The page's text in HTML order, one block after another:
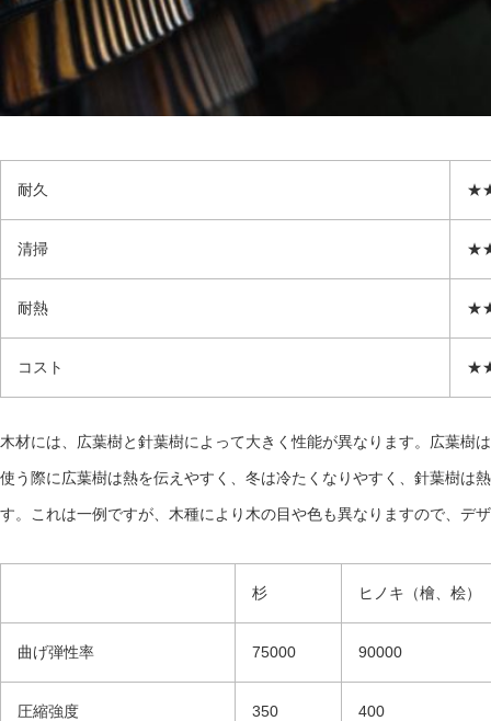
耐久
清掃
耐熱
コスト
木材には、広葉樹と針葉樹によって大きく性能が異なります。広葉樹
使う際に広葉樹は熱を伝えやすく、冬は冷たくなりやすく、針葉樹は
す。これは一例ですが、木種により木の目や色も異なりますので、デ
杉 ヒノキ（檜、桧）
曲げ弾性率 75000 90000
圧縮強度 350 400